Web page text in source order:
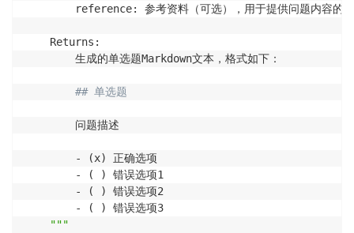
reference: 参考资料（可选），用于提供问题内容的
    Returns:
        生成的单选题Markdown文本，格式如下：
## 单选题
        问题描述
        - (x) 正确选项
        - ( ) 错误选项1
        - ( ) 错误选项2
        - ( ) 错误选项3
"""